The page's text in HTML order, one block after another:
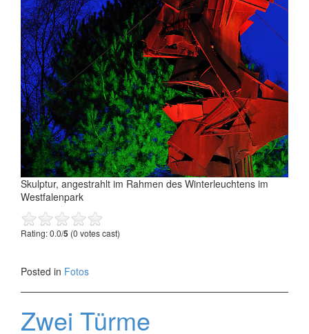
Skulptur, angestrahlt im Rahmen des Winterleuchtens im
Westfalenpark
Rating: 0.0/5 (0 votes cast)
Posted in Fotos
Zwei Türme